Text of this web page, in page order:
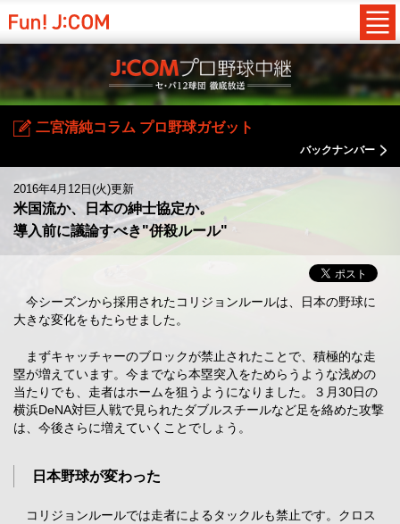
二宮清純コラム プロ野球ガゼット
バックナンバー
2016年4月12日(火)更新
米国流か、日本の紳士協定か。
導入前に議論すべき"併殺ルール"
今シーズンから採用されたコリジョンルールは、日本の野球に
大きな変化をもたらせました。
まずキャッチャーのブロックが禁止されたことで、積極的な走
塁が増えています。今までなら本塁突入をためらうような浅めの
当たりでも、走者はホームを狙うようになりました。３月30日の
横浜DeNA対巨人戦で見られたダブルスチールなど足を絡めた攻撃
は、今後さらに増えていくことでしょう。
日本野球が変わった
コリジョンルールでは走者によるタックルも禁止です。クロス